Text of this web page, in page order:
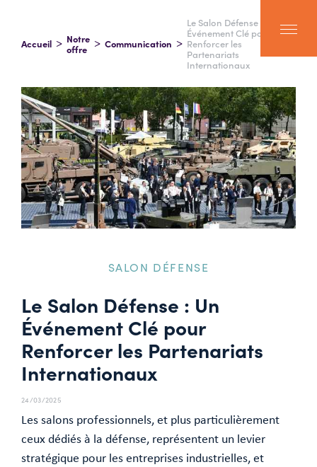
Accueil Notre
offre Communication
Le Salon Défense : Un
Événement Clé pour
Renforcer les
Partenariats
Internationaux
SALON DÉFENSE
Le Salon Défense : Un
Événement Clé pour
Renforcer les Partenariats
Internationaux
24/03/2025
Les salons professionnels, et plus particulièrement
ceux dédiés à la défense, représentent un levier
stratégique pour les entreprises industrielles, et